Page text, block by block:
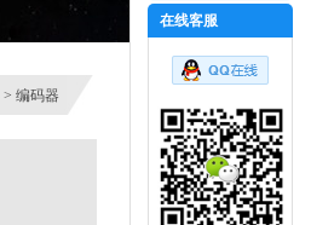
> 编码器
在线客服